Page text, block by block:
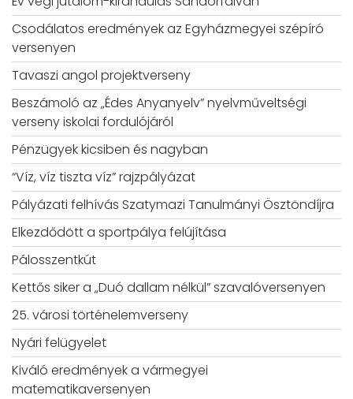
Csodálatos eredmények az Egyházmegyei szépíró
versenyen
Tavaszi angol projektverseny
Beszámoló az „Édes Anyanyelv” nyelvműveltségi
verseny iskolai fordulójáról
Pénzügyek kicsiben és nagyban
“Víz, víz tiszta víz” rajzpályázat
Pályázati felhívás Szatymazi Tanulmányi Ösztöndíjra
Elkezdődött a sportpálya felújítása
Pálosszentkút
Kettős siker a „Duó dallam nélkül” szavalóversenyen
25. városi történelemverseny
Nyári felügyelet
Kiváló eredmények a vármegyei
matematikaversenyen